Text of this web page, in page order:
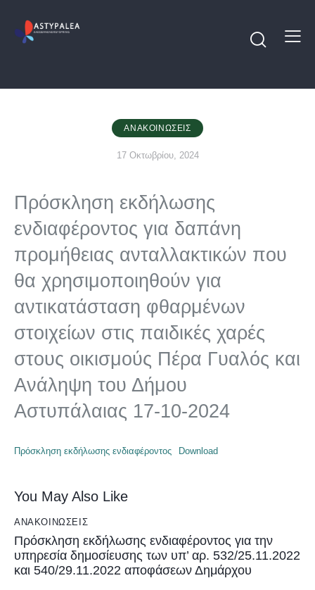
ΑΝΑΚΟΙΝΏΣΕΙΣ
17 Οκτωβρίου, 2024
Πρόσκληση εκδήλωσης
ενδιαφέροντος για δαπάνη
προμήθειας ανταλλακτικών που
θα χρησιμοποιηθούν για
αντικατάσταση φθαρμένων
στοιχείων στις παιδικές χαρές
στους οικισμούς Πέρα Γυαλός και
Ανάληψη του Δήμου
Αστυπάλαιας 17-10-2024
Πρόσκληση εκδήλωσης ενδιαφέροντος Download
You May Also Like
ΑΝΑΚΟΙΝΏΣΕΙΣ
Πρόσκληση εκδήλωσης ενδιαφέροντος για την
υπηρεσία δημοσίευσης των υπ’ αρ. 532/25.11.2022
και 540/29.11.2022 αποφάσεων Δημάρχου